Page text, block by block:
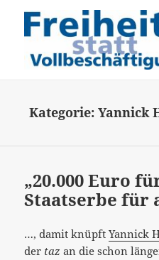
Kategorie:Yannick
„20.000 Euro
Staatserbe für
…, damit knüpftYannick
der taz an die schon